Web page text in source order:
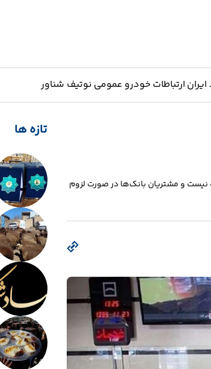
ارتباطات خودرو عمومی نوتیف شناور
جستجو
و چکاوک در روزهای یکشنبه و دوشنبه ۱۴ و ۱۵ تیر ۱۴۰۵ قابل استفاده نیست و مشتریان بانک‌ها در صورت لزوم
تازه ها